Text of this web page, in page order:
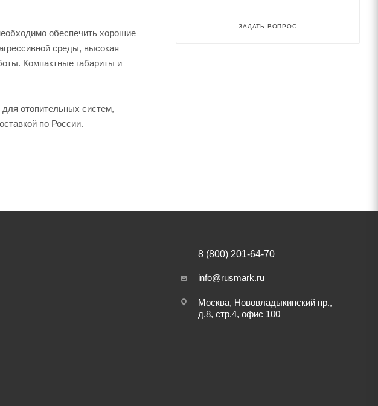
обеспечить хорошие
среды, высокая
Компактные габариты и
отопительных систем,
по России.
ЗАДАТЬ ВОПРОС
8 (800) 201-64-70
info@rusmark.ru
Москва, Нововладыкинский пр.,
д.8, стр.4, офис 100